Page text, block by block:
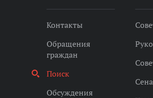
Контакты
Обращения
граждан
Поиск
Обсуждения